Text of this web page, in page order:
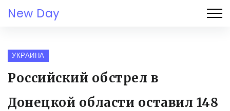
New Day
УКРАИНА
Российский обстрел в
Донецкой области оставил 148